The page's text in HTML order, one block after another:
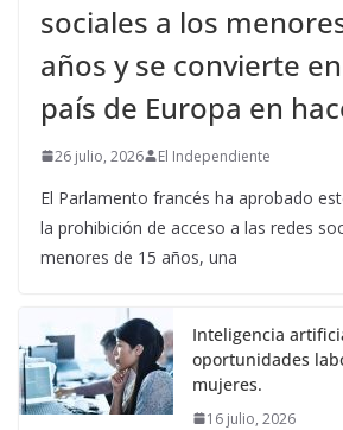
sociales a los
años y se convierte
país de Europa en
26 julio, 2026 El Independiente
El Parlamento francés ha aprobado
la prohibición de acceso a las redes
menores de 15 años, una
Inteligencia
oportunidades
mujeres.
16 julio, 2026